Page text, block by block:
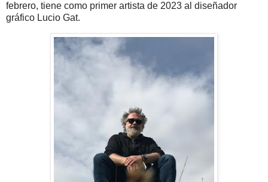
febrero, tiene como primer artista de 2023 al diseñador
gráfico Lucio Gat.